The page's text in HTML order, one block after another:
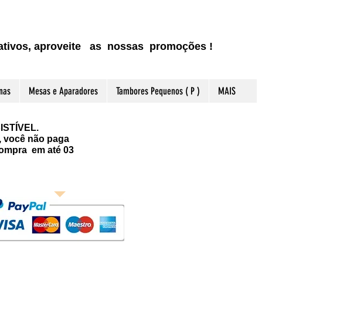
aproveite as nossas promoções !
Mesas e Aparadores Tambores Pequenos ( P ) MAIS
você não paga
em até 03